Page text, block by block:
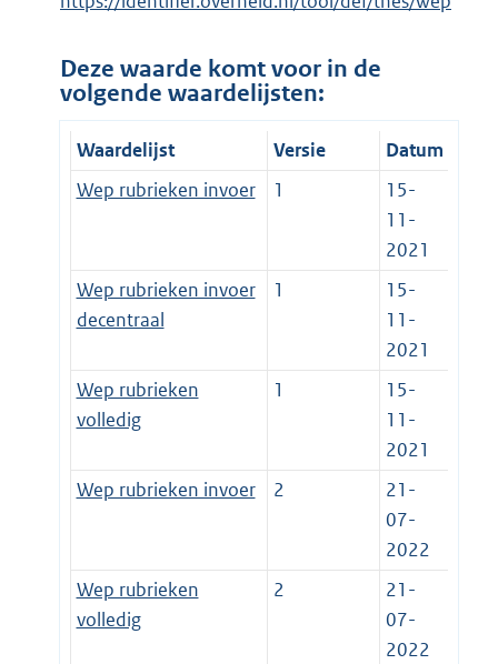
Deze waarde komt voor in de
volgende waardelijsten:
Waardelijst Versie
Datum
Wep rubrieken invoer
1
15-
11-
2021
Wep rubrieken invoer
decentraal
1
15-
11-
2021
Wep rubrieken
volledig
1
15-
11-
2021
Wep rubrieken invoer
2
21-
07-
2022
Wep rubrieken
volledig
2
21-
07-
2022